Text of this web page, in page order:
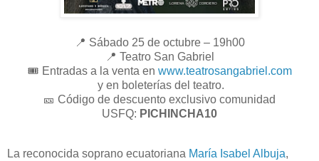
📍 Sábado 25 de octubre – 19h00
📍 Teatro San Gabriel
🎟️ Entradas a la venta en www.teatrosangabriel.com
y en boleterías del teatro.
🎫 Código de descuento exclusivo comunidad
USFQ: PICHINCHA10
La reconocida soprano ecuatoriana María Isabel Albuja,